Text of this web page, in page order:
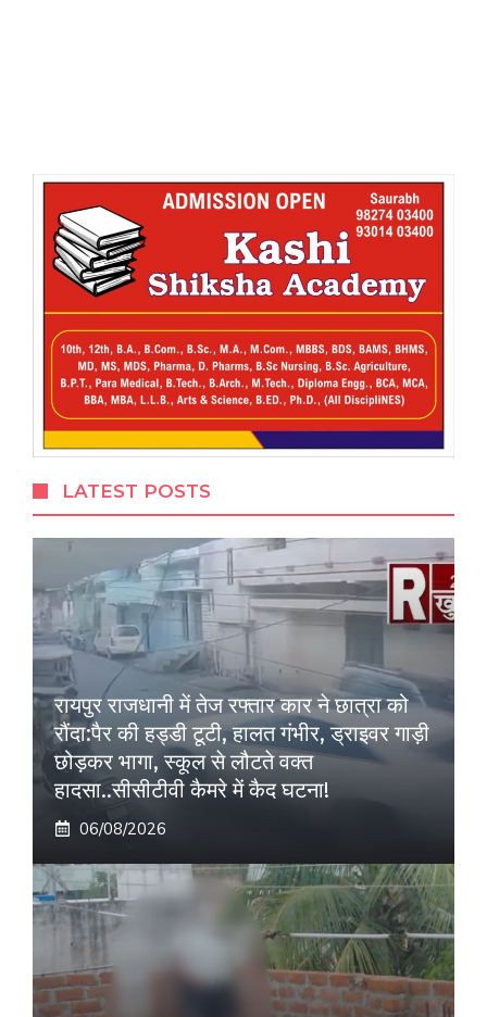
LATEST POSTS
रायपुर राजधानी में तेज रफ्तार कार ने छात्रा को
रौंदा:पैर की हड्डी टूटी, हालत गंभीर, ड्राइवर गाड़ी
छोड़कर भागा, स्कूल से लौटते वक्त
हादसा..सीसीटीवी कैमरे में कैद घटना!
06/08/2026